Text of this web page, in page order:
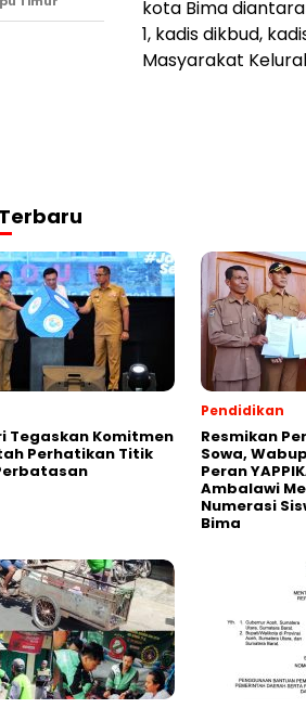
kota Bima
1, kadis dikbud,
Masyarakat
Tegaskan Komitmen
Perhatikan Titik
Pendidikan
Resmikan
Sowa,
Peran
Ambalawi
Numerasi
Bima